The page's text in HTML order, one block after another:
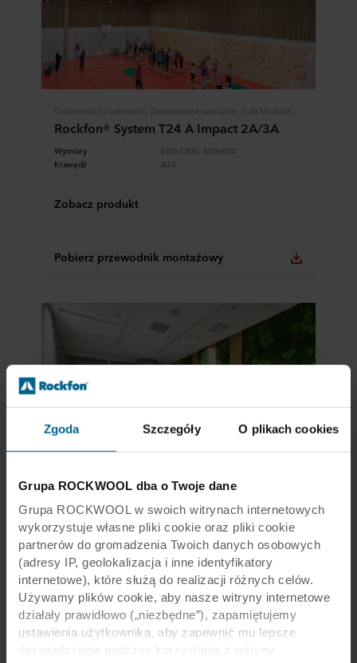
Zgoda Szczegóły O plikach cookies
Grupa ROCKWOOL dba o Twoje dane
Grupa ROCKWOOL w swoich witrynach internetowych
wykorzystuje własne pliki cookie oraz pliki cookie
partnerów do gromadzenia Twoich danych osobowych
(adresy IP, geolokalizacja i inne identyfikatory
internetowe), które służą do realizacji różnych celów.
Używamy plików cookie, aby nasze witryny internetowe
działały prawidłowo („niezbędne”), zapamiętujemy
ustawienia użytkownika, aby zapewnić mu lepsze
Rockfon® System T24 A Impact 2A/3A
Wymiary
600x1200, 600x600
Krawędź
A24
Zobacz produkt
Pobierz przewodnik montażowy
Rockfon® System dB Bandraster A
Wymiary
600x1200
Krawędź
A24
Zobacz produkt
Pobierz przewodnik montażowy